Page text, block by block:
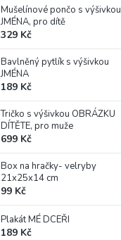
Mušelínové pončo s výšivkou
JMÉNA, pro dítě
329 Kč
Bavlněný pytlík s výšivkou
JMÉNA
189 Kč
Tričko s výšivkou OBRÁZKU
DÍTĚTE, pro muže
699 Kč
Box na hračky- velryby
21x25x14 cm
99 Kč
Plakát MÉ DCEŘI
189 Kč